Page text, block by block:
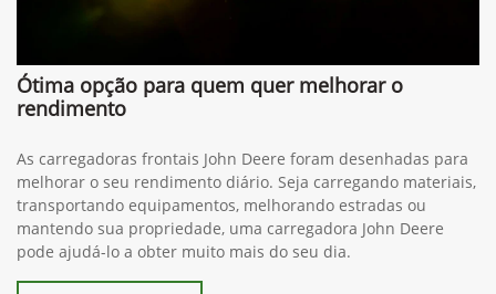
Ótima opção para quem quer melhorar o
rendimento
As carregadoras frontais John Deere foram desenhadas para
melhorar o seu rendimento diário. Seja carregando materiais,
transportando equipamentos, melhorando estradas ou
mantendo sua propriedade, uma carregadora John Deere
pode ajudá-lo a obter muito mais do seu dia.